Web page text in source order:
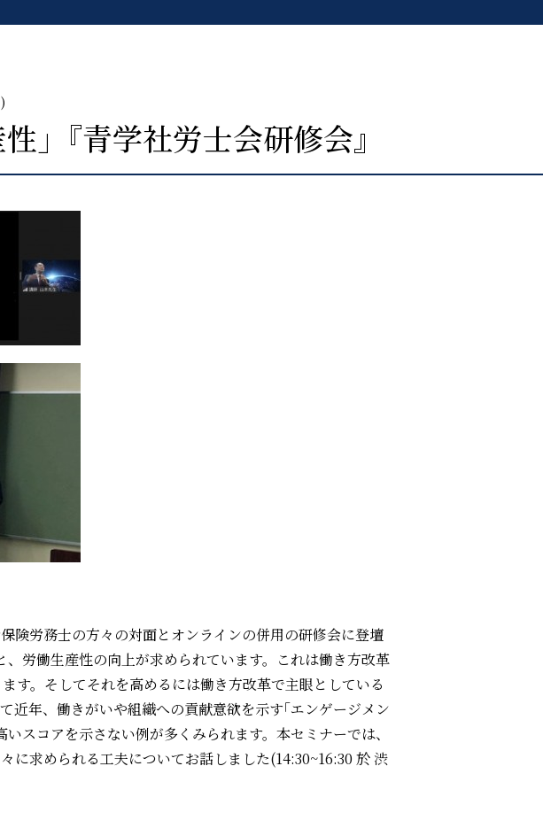
｣『青学社労士会研修会』
険労務士の方々の対面とオンラインの併用の研修会に登壇
労働生産性の向上が求められています。これは働き方改革
す。そしてそれを高めるには働き方改革で主眼としている
近年、働きがいや組織への貢献意欲を示す｢エンゲージメン
スコアを示さない例が多くみられます。本セミナーでは、
に求められる工夫についてお話しました(14:30~16:30 於渋